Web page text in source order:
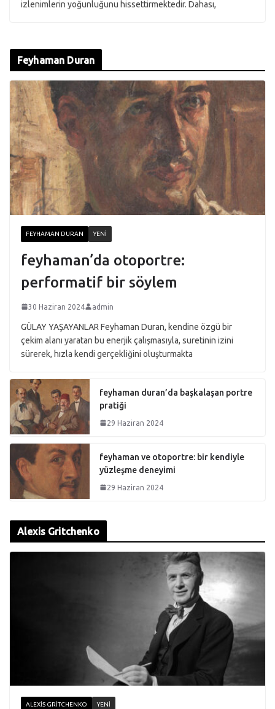
izlenimlerin yoğunluğunu hissettirmektedir. Dahası,
Feyhaman Duran
FEYHAMAN DURAN YENI
feyhaman’da otoportre:
performatif bir söylem
30 Haziran 2024 admin
GÜLAY YAŞAYANLAR Feyhaman Duran, kendine özgü bir
çekim alanı yaratan bu enerjik çalışmasıyla, suretinin izini
sürerek, hızla kendi gerçekliğini oluşturmakta
feyhaman duran’da başkalaşan portre
pratiği
29 Haziran 2024
feyhaman ve otoportre: bir kendiyle
yüzleşme deneyimi
29 Haziran 2024
Alexis Gritchenko
ALEXIS GRITCHENKO YENI